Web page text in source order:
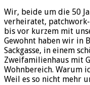
Wir, beide um die 50
verheiratet,
bis vor kurzem mit
Gewohnt haben wir in
Sackgasse, in einem
Zweifamilienhaus mit
Wohnbereich. Warum
Weil es so nicht mehr